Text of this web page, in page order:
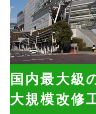
国内最大級
大規模改修